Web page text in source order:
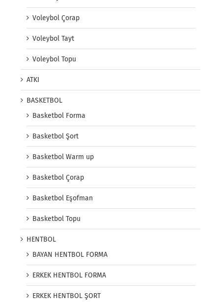
Voleybol Çorap
Voleybol Tayt
Voleybol Topu
ATKI
BASKETBOL
Basketbol Forma
Basketbol Şort
Basketbol Warm up
Basketbol Çorap
Basketbol Eşofman
Basketbol Topu
HENTBOL
BAYAN HENTBOL FORMA
ERKEK HENTBOL FORMA
ERKEK HENTBOL ŞORT